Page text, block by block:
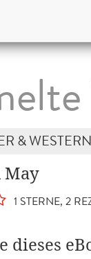
& WESTERN
May
1 STERNE, 2
dieses